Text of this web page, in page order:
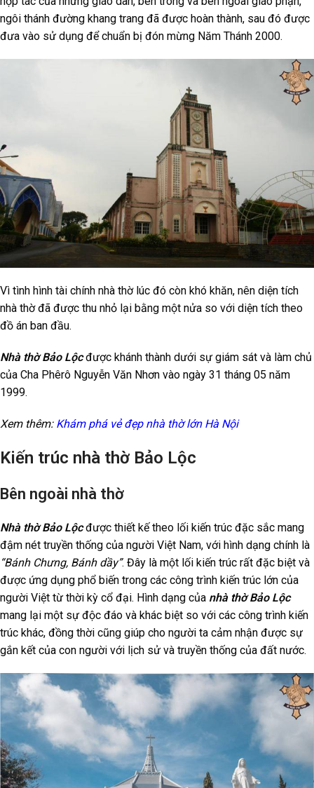
ngôi thánh đường khang trang đã được hoàn thành, sau đó được
đưa vào sử dụng để chuẩn bị đón mừng Năm Thánh 2000.
Vì tình hình tài chính nhà thờ lúc đó còn khó khăn, nên diện tích
nhà thờ đã được thu nhỏ lại bằng một nửa so với diện tích theo
đồ án ban đầu.
Nhà thờ Bảo Lộcđược khánh thành dưới sự giám sát và làm chủ
của Cha Phêrô Nguyễn Văn Nhơn vào ngày 31 tháng 05 năm
1999.
Xem thêm: Khám phá vẻ đẹp nhà thờ lớn Hà Nội
Kiến trúc nhà thờ Bảo Lộc
Bên ngoài nhà thờ
Nhà thờ Bảo Lộcđược thiết kế theo lối kiến trúc đặc sắc mang
đậm nét truyền thống của người Việt Nam, với hình dạng chính là
“Bánh Chưng, Bánh dầy”. Đây là một lối kiến trúc rất đặc biệt và
được ứng dụng phổ biến trong các công trình kiến trúc lớn của
người Việt từ thời kỳ cổ đại. Hình dạng của nhà thờ Bảo Lộc
mang lại một sự độc đáo và khác biệt so với các công trình kiến
trúc khác, đồng thời cũng giúp cho người ta cảm nhận được sự
gắn kết của con người với lịch sử và truyền thống của đất nước.